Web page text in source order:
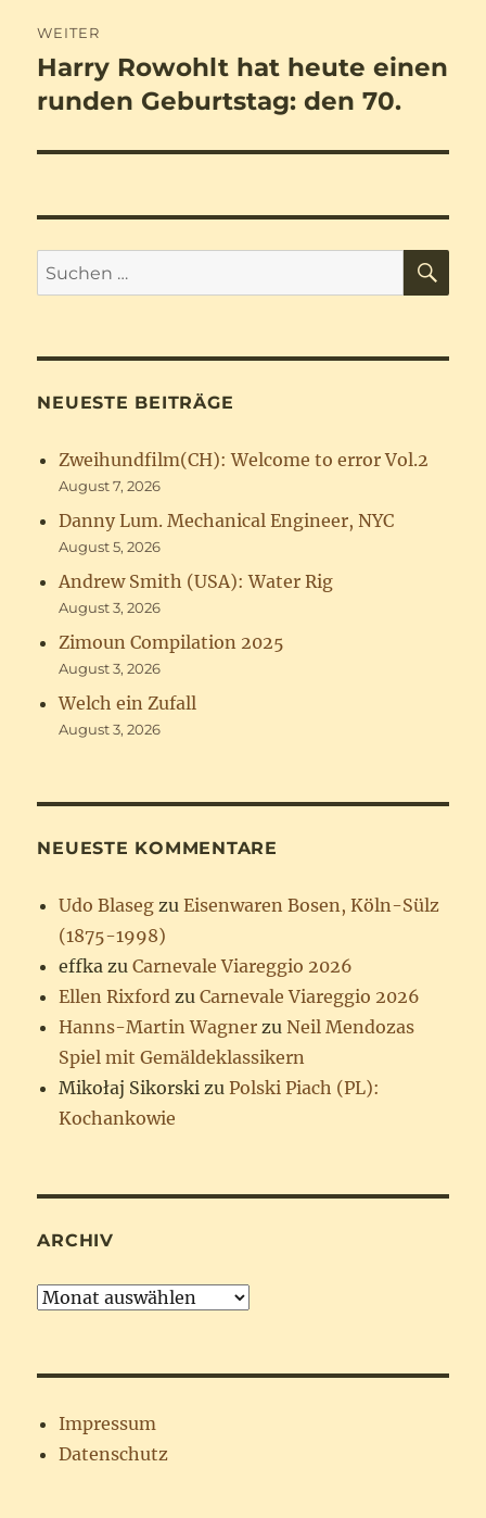
WEITER
Nächster
Beitrag:
Harry Rowohlt hat heute einen
runden Geburtstag: den 70.
Suchen
nach:
NEUESTE BEITRÄGE
Zweihundfilm(CH): Welcome to error Vol.2
August 7, 2026
Danny Lum. Mechanical Engineer, NYC
August 5, 2026
Andrew Smith (USA): Water Rig
August 3, 2026
Zimoun Compilation 2025
August 3, 2026
Welch ein Zufall
August 3, 2026
NEUESTE KOMMENTARE
Udo Blaseg zuEisenwaren Bosen, Köln-Sülz
(1875-1998)
effka zuCarnevale Viareggio 2026
Ellen Rixford zuCarnevale Viareggio 2026
Hanns-Martin Wagner zuNeil Mendozas
Spiel mit Gemäldeklassikern
Mikołaj Sikorski zuPolski Piach (PL):
Kochankowie
ARCHIV
Archiv
Impressum
Datenschutz